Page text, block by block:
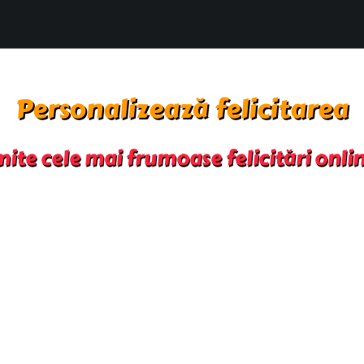
Personalizează felicitarea
cele mai frumoase felicitări